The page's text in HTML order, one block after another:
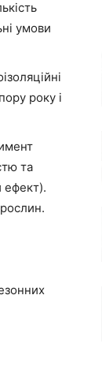
умови
року і
та
ефект).